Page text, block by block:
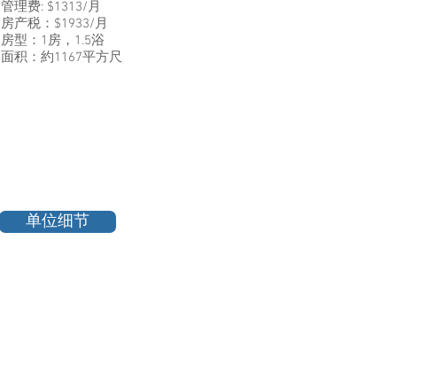
管理费: $1313/月
房产税：$1933/月
房型：1房，1.5浴
面积：約1167平方尺
单位细节